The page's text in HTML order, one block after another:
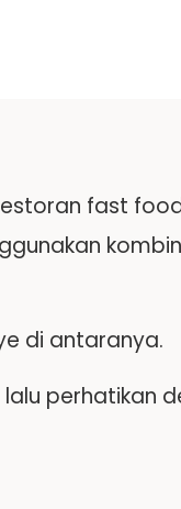
fast
di antaranya.
perhatikan